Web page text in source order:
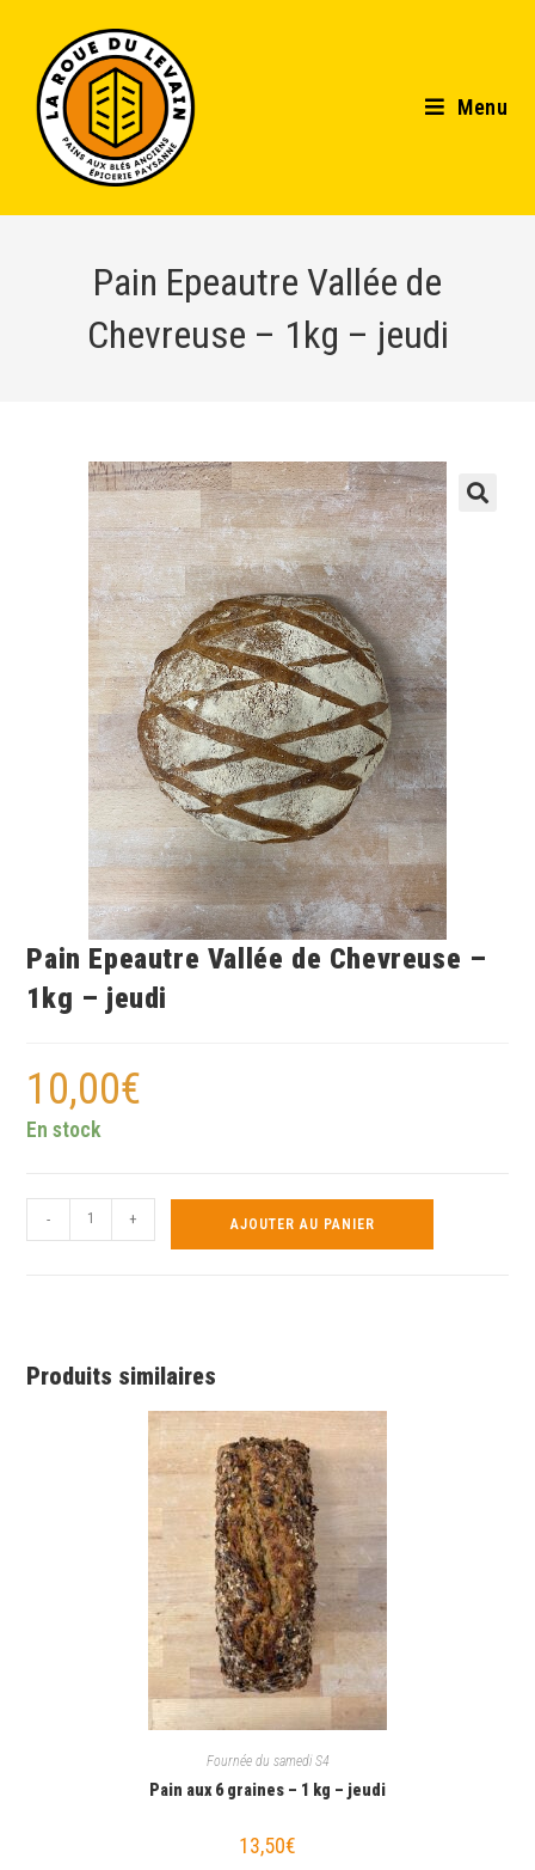
Menu
Pain Epeautre Vallée de
Chevreuse – 1kg – jeudi
Pain Epeautre Vallée de Chevreuse –
1kg – jeudi
10,00€
En stock
- + AJOUTER AU PANIER
Produits similaires
Fournée du samedi S4
Pain aux 6 graines – 1 kg – jeudi
13,50€